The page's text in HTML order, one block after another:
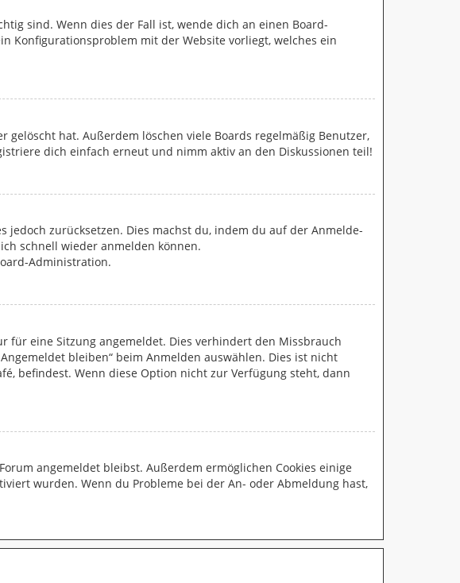
sind. Wenn dies der Fall ist, wende dich an einen Board-
Konfigurationsproblem mit der Website vorliegt, welches ein
hat. Außerdem löschen viele Boards regelmäßig Benutzer,
dich einfach erneut und nimm aktiv an den Diskussionen teil!
zurücksetzen. Dies machst du, indem du auf der Anmelde-
schnell wieder anmelden können.
Administration.
für eine Sitzung angemeldet. Dies verhindert den Missbrauch
bleiben“ beim Anmelden auswählen. Dies ist nicht
befindest. Wenn diese Option nicht zur Verfügung steht, dann
angemeldet bleibst. Außerdem ermöglichen Cookies einige
wurden. Wenn du Probleme bei der An- oder Abmeldung hast,